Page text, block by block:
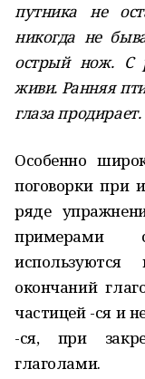
путника не
никогда не
острый нож. С
живи. Ранняя
глаза продирает.
Особенно
поговорки при
ряде
примерами
используются
окончаний
частицей -ся и
-ся, при
глаголами.